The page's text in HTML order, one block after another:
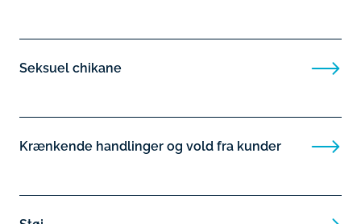
Seksuel chikane
Krænkende handlinger og vold fra kunder